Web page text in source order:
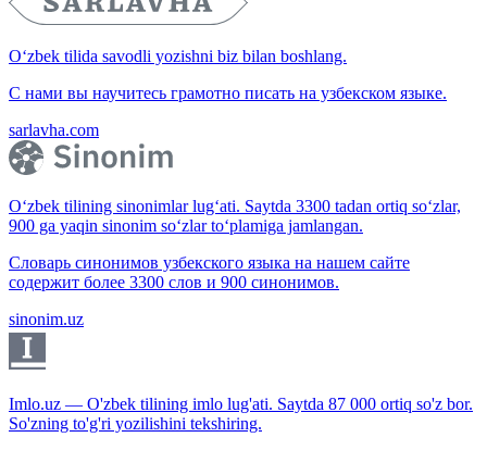
O‘zbek tilida savodli yozishni biz bilan boshlang.
С нами вы научитесь грамотно писать на узбекском языке.
sarlavha.com
O‘zbek tilining sinonimlar lug‘ati. Saytda 3300 tadan ortiq so‘zlar,
900 ga yaqin sinonim so‘zlar to‘plamiga jamlangan.
Словарь синонимов узбекского языка на нашем сайте
содержит более 3300 слов и 900 синонимов.
sinonim.uz
Imlo.uz — O'zbek tilining imlo lug'ati. Saytda 87 000 ortiq so'z bor.
So'zning to'g'ri yozilishini tekshiring.